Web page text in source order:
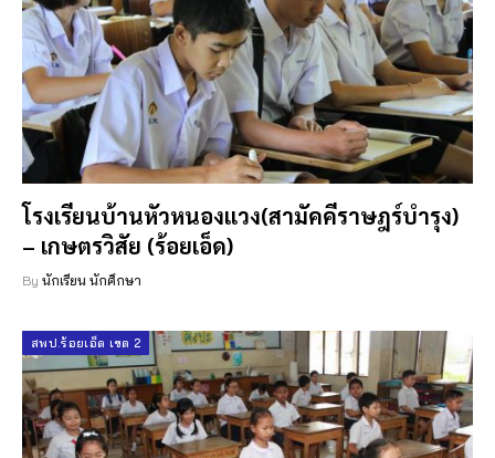
โรงเรียนบ้านหัวหนองแวง(สามัคคีราษฎร์บำรุง)
– เกษตรวิสัย (ร้อยเอ็ด)
By นักเรียน นักศึกษา
สพป.ร้อยเอ็ด เขต 2